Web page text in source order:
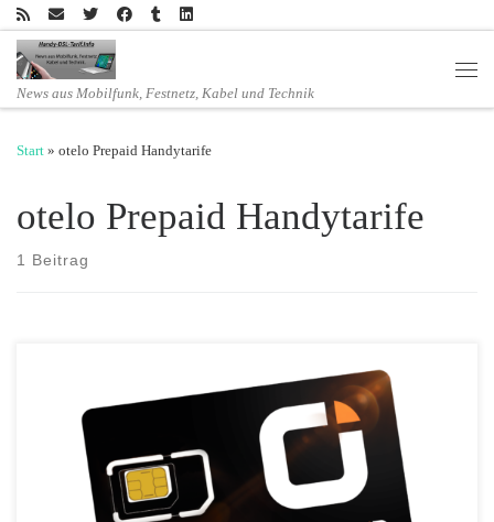
Zum Inhalt springen
News aus Mobilfunk, Festnetz, Kabel und Technik
Start » otelo Prepaid Handytarife
otelo Prepaid Handytarife
1 Beitrag
Mehr Megabyte in den otelo Smartphone-Tarifen und Internet-Flats
zum gleichen Preis Für Neu- und Bestandskunden von Vodafone Von
der Datenerhöhung profitieren alle Neu- und Bestandskunden
Vodafones Tochter otelo erhöht das Highspeed Datenvolumen
dauerhaft in ihren Prepaid Smartphone-Tarifen und Internet-Flats. Neu-